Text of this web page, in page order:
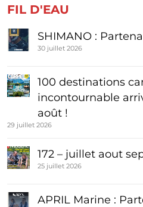
FIL D'EAU
SHIMANO :
30 juillet 2026
100 destinations
incontournable
août !
29 juillet 2026
172 – juillet aout
25 juillet 2026
APRIL Marine :